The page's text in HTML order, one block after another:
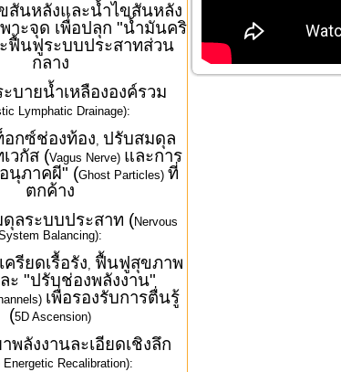
สันหลังและน้ำไขสันหลัง
าะจุด เพื่อปลุก "น้ำมันคริ
ฟื้นฟูระบบประสาทส่วน
กลาง
บายน้ำเหลืององค์รวม
Lymphatic Drainage):
อกซ์ช่องท้อง, ปรับสมดุล
วกัส (Vagus Nerve) และการ
นุภาคผี" (Ghost Particles) ที่
ตกค้าง
ลระบบประสาท (Nervous
Balancing):
รียดเรื้อรัง, ฟื้นฟูสุขภาพ
ะ "ปรับช่องพลังงาน"
เพื่อรองรับการตื่นรู้
(5D Ascension)
พลังงานละเอียดเชิงลึก
Energetic Recalibration):